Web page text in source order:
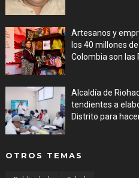
Artesanos y
los 40 millones
Colombia son las
Alcaldía de
tendientes a
Distrito para
OTROS TEMAS